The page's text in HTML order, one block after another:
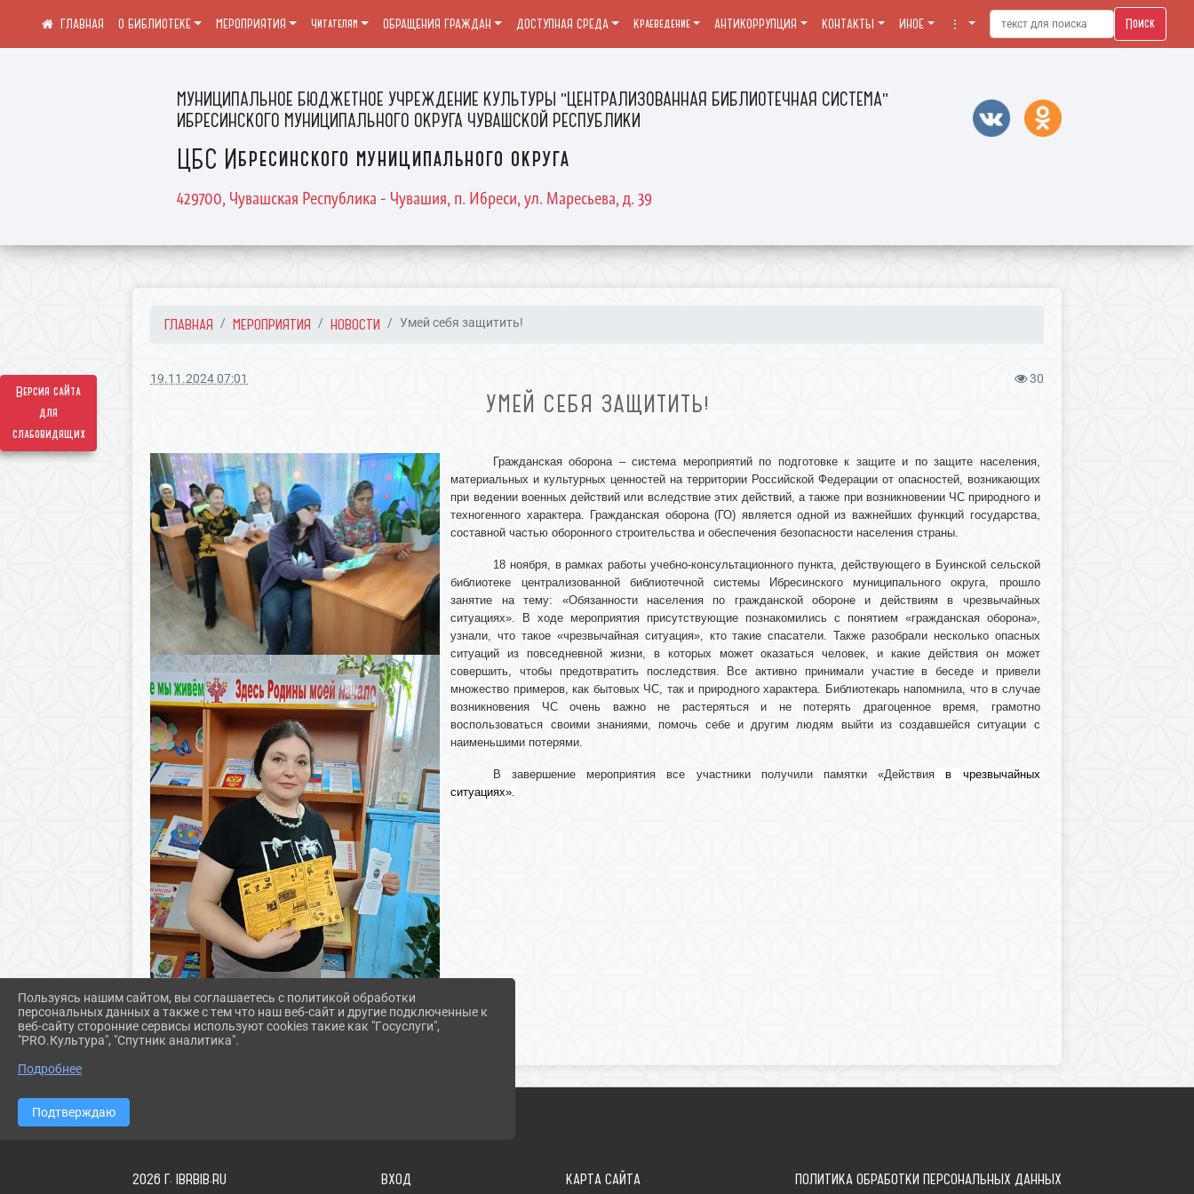
Версия сайта
для
слабовидящих
МУНИЦИПАЛЬНОЕ БЮДЖЕТНОЕ УЧРЕЖДЕНИЕ КУЛЬТУРЫ "ЦЕНТРАЛИЗОВАННАЯ БИБЛИОТЕЧНАЯ СИСТЕМА"
ИБРЕСИНСКОГО МУНИЦИПАЛЬНОГО ОКРУГА ЧУВАШСКОЙ РЕСПУБЛИКИ
ЦБС Ибресинского муниципального округа
429700, Чувашская Республика - Чувашия, п. Ибреси, ул. Маресьева, д. 39
О БИБЛИОТЕКЕ МЕРОПРИЯТИЯ Читателям ОБРАЩЕНИЯ ГРАЖДАН ДОСТУПНАЯ СРЕДА Краеведение АНТИКОРРУПЦИЯ КОНТАКТЫ ИНОЕ ⋮ Поиск
ГЛАВНАЯ МЕРОПРИЯТИЯ НОВОСТИ Умей себя защитить!
19.11.2024 07:01 30
УМЕЙ СЕБЯ ЗАЩИТИТЬ!
Гражданская оборона – система мероприятий по подготовке к защите и по защите населения,
материальных и культурных ценностей на территории Российской Федерации от опасностей, возникающих
при ведении военных действий или вследствие этих действий, а также при возникновении ЧС природного и
техногенного характера. Гражданская оборона (ГО) является одной из важнейших функций государства,
составной частью оборонного строительства и обеспечения безопасности населения страны.
18 ноября, в рамках работы учебно-консультационного пункта, действующего в Буинской сельской
библиотеке централизованной библиотечной системы Ибресинского муниципального округа, прошло
занятие на тему: «Обязанности населения по гражданской обороне и действиям в чрезвычайных
ситуациях». В ходе мероприятия присутствующие познакомились с понятием «гражданская оборона»,
узнали, что такое «чрезвычайная ситуация», кто такие спасатели. Также разобрали несколько опасных
ситуаций из повседневной жизни, в которых может оказаться человек, и какие действия он может
совершить, чтобы предотвратить последствия. Все активно принимали участие в беседе и привели
множество примеров, как бытовых ЧС, так и природного характера. Библиотекарь напомнила, что в случае
возникновения ЧС очень важно не растеряться и не потерять драгоценное время, грамотно
воспользоваться своими знаниями, помочь себе и другим людям выйти из создавшейся ситуации с
наименьшими потерями.
В завершение мероприятия все участники получили памятки «Действия в чрезвычайных
ситуациях».
2026 Г. IBRBIB.RU ВХОД КАРТА САЙТА ПОЛИТИКА ОБРАБОТКИ ПЕРСОНАЛЬНЫХ ДАННЫХ
Пользуясь нашим сайтом, вы соглашаетесь с политикой обработки
персональных данных а также с тем что наш веб-сайт и другие подключенные к
веб-сайту сторонние сервисы используют cookies такие как "Госуслуги",
"PRO.Культура", "Спутник аналитика".
Подробнее
Подтверждаю